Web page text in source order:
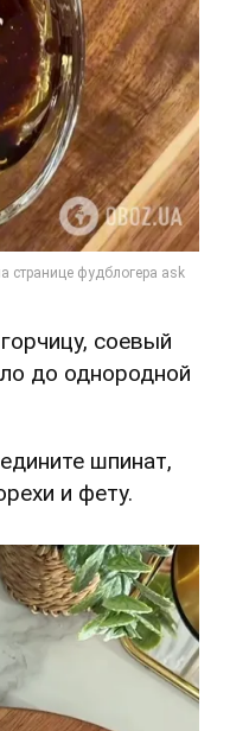
соевый
до однородной
шпинат,
и фету.